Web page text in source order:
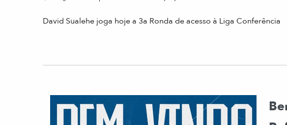
David Sualehe joga hoje a 3a Ronda de acesso à Liga Conferência